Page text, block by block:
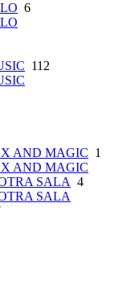
6
112
AND MAGIC 1
AND MAGIC
SALA 4
SALA